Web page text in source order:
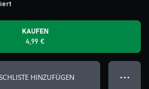
KAUFEN
4,99 €
HINZUFÜGEN ● ● ●